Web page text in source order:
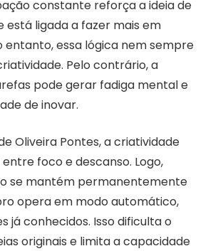
constante reforça a ideia de
está ligada a fazer mais em
entanto, essa lógica nem sempre
Pelo contrário, a
pode gerar fadiga mental e
de inovar.
Oliveira Pontes, a criatividade
foco e descanso. Logo,
se mantém permanentemente
opera em modo automático,
já conhecidos. Isso dificulta o
originais e limita a capacidade